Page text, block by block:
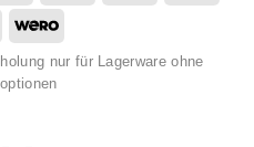
Pay
IDeal Wero
nur für Lagerware ohne